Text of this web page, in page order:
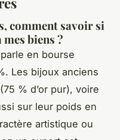
comment savoir si
biens ?
en bourse
Les bijoux anciens
% d’or pur), voire
sur leur poids en
artistique ou